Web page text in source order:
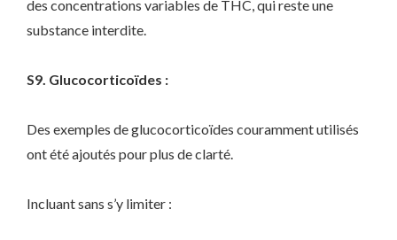
des concentrations variables de THC, qui reste une
substance interdite.
S9. Glucocorticoïdes :
Des exemples de glucocorticoïdes couramment utilisés
ont été ajoutés pour plus de clarté.
Incluant sans s’y limiter :